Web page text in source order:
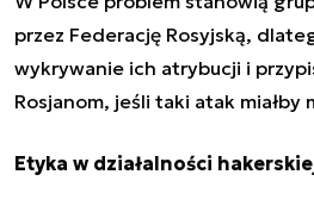
przez Federację Rosyjską,
wykrywanie ich atrybucji i
Rosjanom, jeśli taki atak miałby
Etyka w działalności